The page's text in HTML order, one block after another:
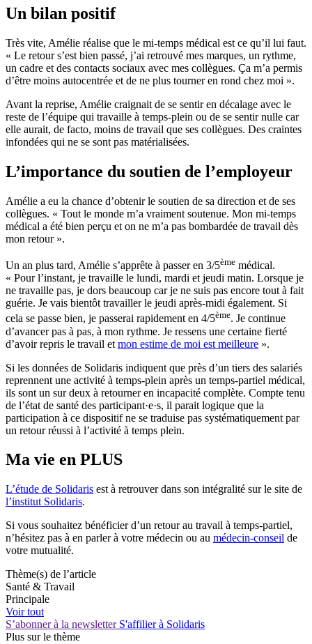
Un bilan positif
Très vite, Amélie réalise que le mi-temps médical est ce qu’il lui faut.
« Le retour s’est bien passé, j’ai retrouvé mes marques, un rythme,
un cadre et des contacts sociaux avec mes collègues. Ça m’a permis
d’être moins autocentrée et de ne plus tourner en rond chez moi ».
Avant la reprise, Amélie craignait de se sentir en décalage avec le
reste de l’équipe qui travaille à temps-plein ou de se sentir nulle car
elle aurait, de facto, moins de travail que ses collègues. Des craintes
infondées qui ne se sont pas matérialisées.
L’importance du soutien de l’employeur
Amélie a eu la chance d’obtenir le soutien de sa direction et de ses
collègues. « Tout le monde m’a vraiment soutenue. Mon mi-temps
médical a été bien perçu et on ne m’a pas bombardée de travail dès
mon retour ».
Un an plus tard, Amélie s’apprête à passer en 3/5ème médical.
« Pour l’instant, je travaille le lundi, mardi et jeudi matin. Lorsque je
ne travaille pas, je dors beaucoup car je ne suis pas encore tout à fait
guérie. Je vais bientôt travailler le jeudi après-midi également. Si
cela se passe bien, je passerai rapidement en 4/5ème. Je continue
d’avancer pas à pas, à mon rythme. Je ressens une certaine fierté
d’avoir repris le travail et mon estime de moi est meilleure ».
Si les données de Solidaris indiquent que près d’un tiers des salariés
reprennent une activité à temps-plein après un temps-partiel médical,
ils sont un sur deux à retourner en incapacité complète. Compte tenu
de l’état de santé des participant·e·s, il parait logique que la
participation à ce dispositif ne se traduise pas systématiquement par
un retour réussi à l’activité à temps plein.
Ma vie en PLUS
L’étude de Solidaris est à retrouver dans son intégralité sur le site de
l’institut Solidaris.
Si vous souhaitez bénéficier d’un retour au travail à temps-partiel,
n’hésitez pas à en parler à votre médecin ou au médecin-conseil de
votre mutualité.
Thème(s) de l’article
Santé & Travail
Principale
Voir tout
S’abonner à la newsletter S'affilier à Solidaris
Plus sur le thème